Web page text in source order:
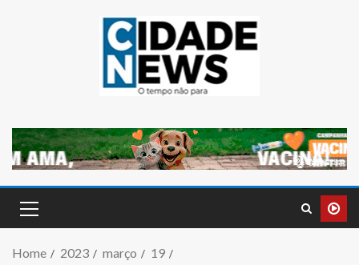
Home 2023 março
19